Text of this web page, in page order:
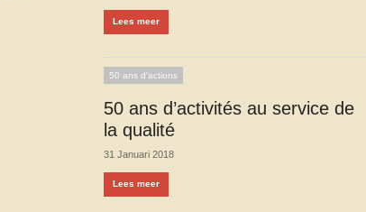
Lees meer
50 ans d'actions
50 ans d’activités au service de
la qualité
31 Januari 2018
Lees meer